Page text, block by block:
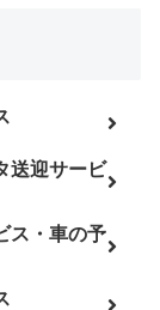
送迎サービ
ス・車の予